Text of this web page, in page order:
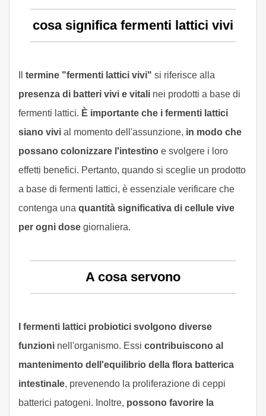
cosa significa fermenti lattici vivi
termine "fermenti lattici vivi" si riferisce alla
presenza di batteri vivi e vitali nei prodotti a base di
fermenti lattici. È importante che i fermenti lattici
siano vivi al momento dell'assunzione, in modo che
possano colonizzare l'intestino e svolgere i loro
effetti benefici. Pertanto, quando si sceglie un prodotto
a base di fermenti lattici, è essenziale verificare che
contenga una quantità significativa di cellule vive
per ogni dose giornaliera.
A cosa servono
I fermenti lattici probiotici svolgono diverse
funzioni nell'organismo. Essi contribuiscono al
mantenimento dell'equilibrio della flora batterica
intestinale, prevenendo la proliferazione di ceppi
batterici patogeni. Inoltre, possono favorire la